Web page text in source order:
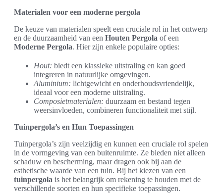
Materialen voor een moderne pergola
De keuze van materialen speelt een cruciale rol in het ontwerp
en de duurzaamheid van een Houten Pergola of een
Moderne Pergola. Hier zijn enkele populaire opties:
Hout: biedt een klassieke uitstraling en kan goed
integreren in natuurlijke omgevingen.
Aluminium: lichtgewicht en onderhoudsvriendelijk,
ideaal voor een moderne uitstraling.
Composietmaterialen: duurzaam en bestand tegen
weersinvloeden, combineren functionaliteit met stijl.
Tuinpergola’s en Hun Toepassingen
Tuinpergola’s zijn veelzijdig en kunnen een cruciale rol spelen
in de vormgeving van een buitenruimte. Ze bieden niet alleen
schaduw en bescherming, maar dragen ook bij aan de
esthetische waarde van een tuin. Bij het kiezen van een
tuinpergola is het belangrijk om rekening te houden met de
verschillende soorten en hun specifieke toepassingen.